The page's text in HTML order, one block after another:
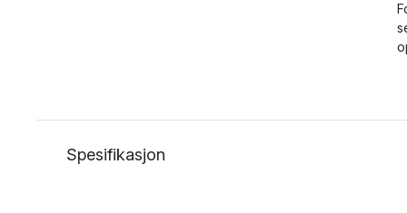
Spesifikasjon